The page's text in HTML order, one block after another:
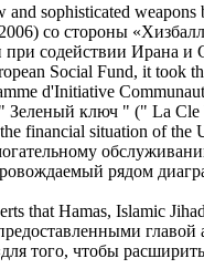
sophisticated
со стороны
при содействии Ирана и
Social Fund, it took
d'Initiative
Зеленый ключ " (" La Cle
financial situation of the
рядом
that Hamas, Islamic
главой
того, чтобы